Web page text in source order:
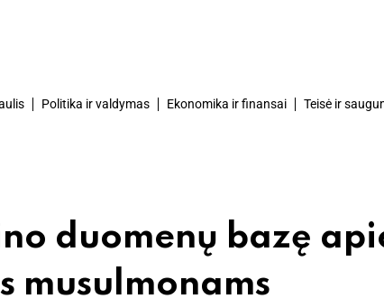
Politika ir valdymas Ekonomika ir finansai Teisė ir
duomenų bazę
musulmonams